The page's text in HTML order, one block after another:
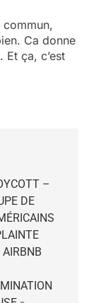
commun,
Ca donne
Et ça, c’est
–
DE
AIRBNB